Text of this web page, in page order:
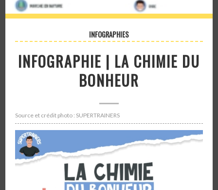
INFOGRAPHIES
INFOGRAPHIE | LA CHIMIE DU
BONHEUR
Source et crédit photo : SUPERTRAINERS